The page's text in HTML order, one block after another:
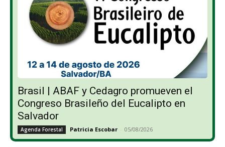
Brasil | ABAF y Cedagro promueven el
Congreso Brasileño del Eucalipto en
Salvador
Agenda Forestal Patricia Escobar - 05/08/2026